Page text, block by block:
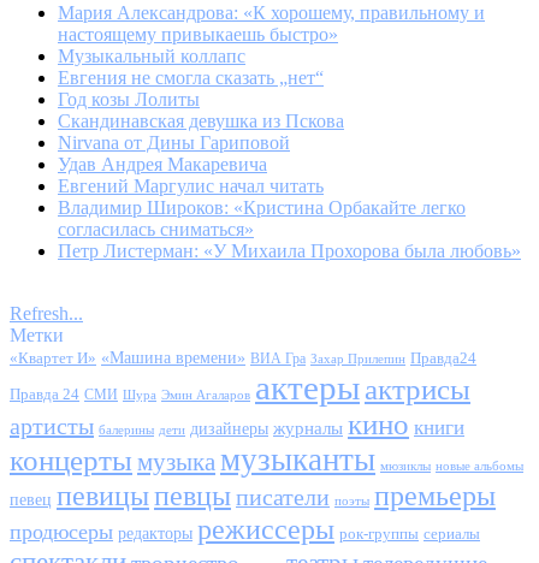
Мария Александрова: «К хорошему, правильному и
настоящему привыкаешь быстро»
Музыкальный коллапс
Евгения не смогла сказать „нет“
Год козы Лолиты
Скандинавская девушка из Пскова
Nirvana от Дины Гариповой
Удав Андрея Макаревича
Евгений Маргулис начал читать
Владимир Широков: «Кристина Орбакайте легко
согласилась сниматься»
Петр Листерман: «У Михаила Прохорова была любовь»
Refresh...
Метки
«Квартет И» «Машина времени» ВИА Гра Захар Прилепин Правда24
Правда 24 СМИ Шура Эмин Агаларов актерыактрисы
артисты балерины дети дизайнеры журналы кино книги
концерты музыка музыканты мюзиклы новые альбомы
певец певицыпевцыписатели поэты премьеры
продюсеры редакторы режиссеры рок-группы сериалы